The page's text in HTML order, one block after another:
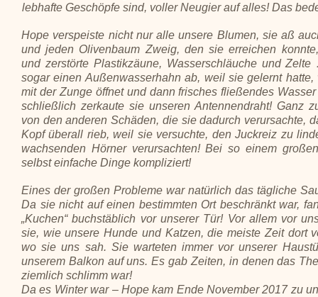
lebhafte Geschöpfe sind, voller Neugier auf alles! Das
Hope verspeiste nicht nur alle unsere Blumen, sie aß
und jeden Olivenbaum Zweig, den sie erreichen
und zerstörte Plastikzäune, Wasserschläuche und
sogar einen Außenwasserhahn ab, weil sie gelernt
mit der Zunge öffnet und dann frisches fließendes
schließlich zerkaute sie unseren Antennendraht! Ganz
von den anderen Schäden, die sie dadurch verursachte,
Kopf überall rieb, weil sie versuchte, den Juckreiz zu
wachsenden Hörner verursachten! Bei so einem
selbst einfache Dinge kompliziert!
Eines der großen Probleme war natürlich das tägliche
Da sie nicht auf einen bestimmten Ort beschränkt war,
„Kuchen“ buchstäblich vor unserer Tür! Vor allem vor
sie, wie unsere Hunde und Katzen, die meiste Zeit dort
wo sie uns sah. Sie warteten immer vor unserer
unserem Balkon auf uns. Es gab Zeiten, in denen das
ziemlich schlimm war!
Da es Winter war – Hope kam Ende November 2017 zu